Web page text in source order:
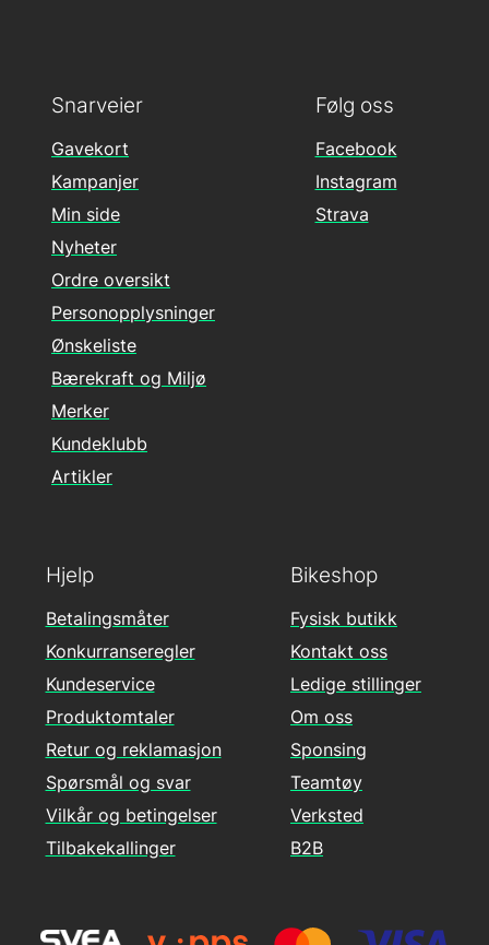
Følg oss
Facebook
Instagram
Strava
Hjelp
Betalingsmåter
Konkurranseregler
Kundeservice
Produktomtaler
Retur og reklamasjon
Spørsmål og svar
Vilkår og betingelser
Tilbakekallinger
Snarveier
Gavekort
Kampanjer
Min side
Nyheter
Ordre oversikt
Personopplysninger
Ønskeliste
Bærekraft og Miljø
Merker
Kundeklubb
Artikler
Bikeshop
Fysisk butikk
Kontakt oss
Ledige stillinger
Om oss
Sponsing
Teamtøy
Verksted
B2B